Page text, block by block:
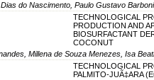
do Nascimento, Paulo Gustavo
TECHNOLOGICAL
PRODUCTION AND
BIOSURFACTANT
COCONUT
Millena de Souza Menezes, Isa
TECHNOLOGICAL
PALMITO-JUÃ‡ARA